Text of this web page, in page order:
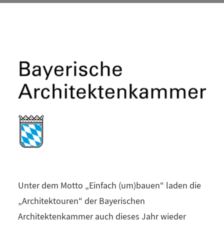
Unter dem Motto „Einfach (um)bauen“ laden die
„Architektouren“ der Bayerischen
Architektenkammer auch dieses Jahr wieder